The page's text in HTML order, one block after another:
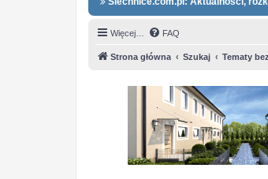
Więcej… FAQ
Strona główna Szukaj Tematy